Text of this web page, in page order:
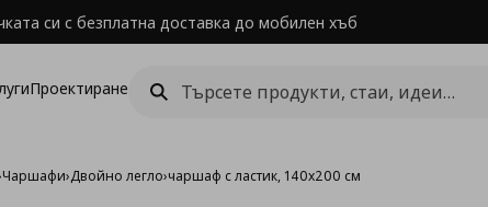
си с безплатна доставка до мобилен хъб
Проектиране
Чаршафи›Двойно легло›чаршаф с ластик, 140x200 см